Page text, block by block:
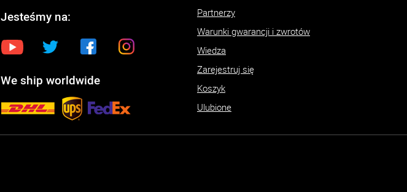
Jesteśmy na:
We ship worldwide
Partnerzy
Warunki gwarancji i zwrotów
Wiedza
Zarejestruj się
Koszyk
Ulubione